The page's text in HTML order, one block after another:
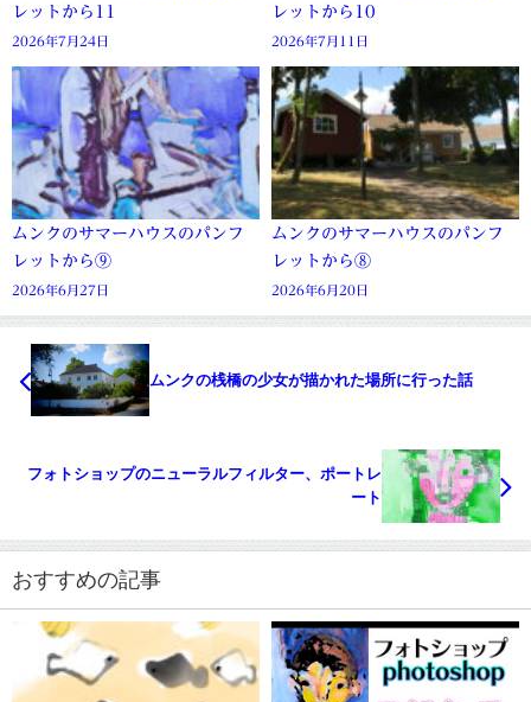
レットから11
2026年7月24日
レットから10
2026年7月11日
ムンクのサマーハウスのパンフ
レットから⑨
2026年6月27日
ムンクのサマーハウスのパンフ
レットから⑧
2026年6月20日
ムンクの桟橋の少女が描かれた場所に行った話
フォトショップのニューラルフィルター、ポートレ
ート
おすすめの記事